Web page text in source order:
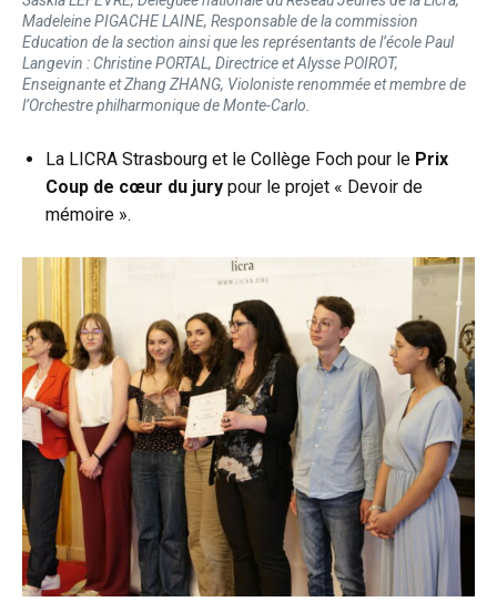
Madeleine PIGACHE LAINE, Responsable de la commission
Education de la section ainsi que les représentants de l’école Paul
Langevin : Christine PORTAL, Directrice et Alysse POIROT,
Enseignante et Zhang ZHANG, Violoniste renommée et membre de
l’Orchestre philharmonique de Monte-Carlo.
La LICRA Strasbourg et le Collège Foch pour le Prix
Coup de cœur du jury pour le projet « Devoir de
mémoire ».